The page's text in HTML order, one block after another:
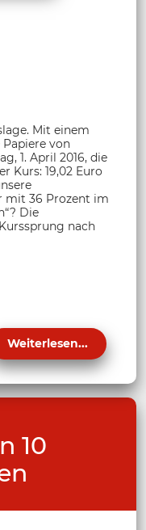
Mit einem
von
1. April 2016, die
Kurs: 19,02 Euro
mit 36 Prozent im
Die
nach
Weiterlesen...
10